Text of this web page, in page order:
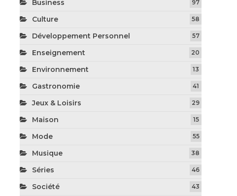
Business 97
Culture 58
Développement Personnel 57
Enseignement 20
Environnement 13
Gastronomie 41
Jeux & Loisirs 29
Maison 15
Mode 55
Musique 38
Séries 46
Société 43